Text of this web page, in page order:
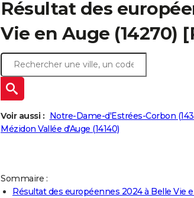
Résultat des
Vie en Auge (14270)
Voir aussi : Notre-Dame-d'Estrées-Corbon
Mézidon Vallée d'Auge (14140)
Sommaire :
Résultat des européennes 2024 à Belle Vie